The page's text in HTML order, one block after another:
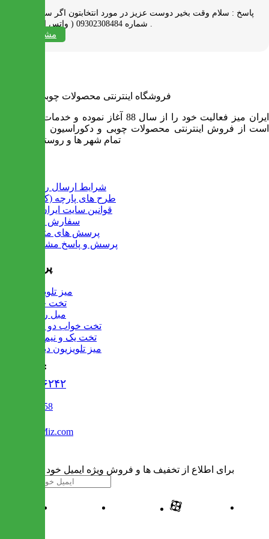
پاسخ : سلام وقت بخیر دوست عزیز در مورد انتخابتون اگر سوالی دارید به
مشاهده همه
فروشگاه اینترنتی محصولات چوبی ایران میز
ایران میز فعالیت خود را از سال 88 آغاز نموده و خدمات آن عبارت
است از فروش اینترنتی محصولات چوبی و دکوراسیون و ارسال به
تمام شهر ها و روستاهای کشور
شرایط ارسال رایگان
طرح های پارچه (کالیته)
قوانین سایت ایران میز
سفارش عمده
پرسش های متداول
پرسش و پاسخ مشتریان
پرفروش ها
میز تلویزیون
تخت خواب
مبل راحتی
تخت خواب دو طبقه
تخت یک و نیم نفره
میز تلویزیون دیواری
تماس با ما :
۰۲۱۹۱۳۰۶۲۴۲
02122509458
Info@IranMiz.com
برای اطلاع از تخفیف ها و فروش ویژه ایمیل خود را وارد کنید